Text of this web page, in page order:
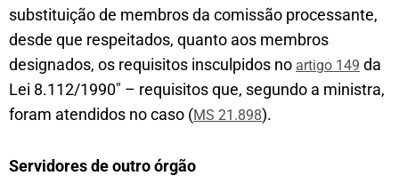
substituição de membros da comissão processante,
desde que respeitados, quanto aos membros
designados, os requisitos insculpidos no artigo 149 da
Lei 8.112/1990″ – requisitos que, segundo a ministra,
foram atendidos no caso (MS 21.898).
Servidores de out​ro órgão